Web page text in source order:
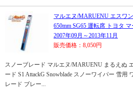
マルエヌ/MARUENU エスワ
650mm SG65 運転席 トヨタ
2007年09月～2013年11月
販売価格：8,050円
スノーブレード マルエヌ/MARUENU まるえぬ
ード S1 AttackG Snowblade スノーワイパー 雪用
レード ブレー...